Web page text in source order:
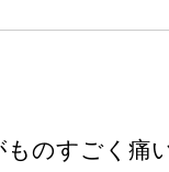
ものすごく痛